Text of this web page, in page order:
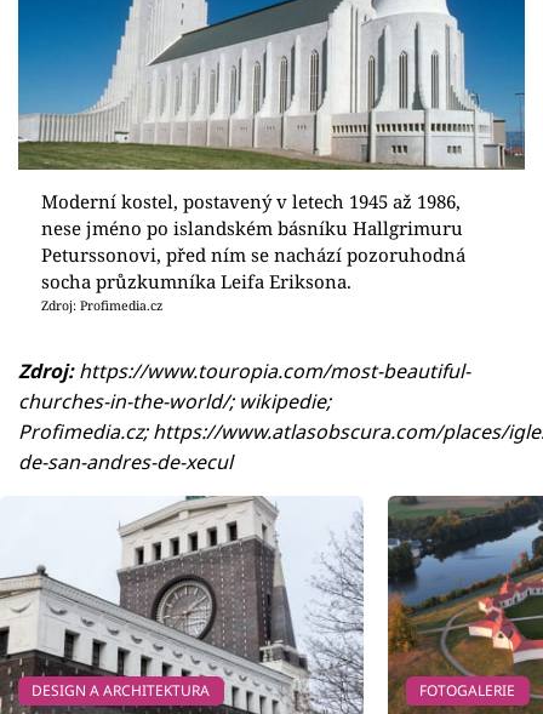
Moderní kostel, postavený v letech 1945 až 1986,
nese jméno po islandském básníku Hallgrimuru
Peturssonovi, před ním se nachází pozoruhodná
socha průzkumníka Leifa Eriksona.
Zdroj: Profimedia.cz
Zdroj:https://www.touropia.com/most-beautiful-
churches-in-the-world/; wikipedie;
Profimedia.cz; https://www.atlasobscura.com/places/
de-san-andres-de-xecul
DESIGN A ARCHITEKTURA FOTOGALERIE